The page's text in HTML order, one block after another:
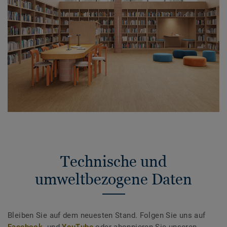
Technische und
umweltbezogene Daten
Bleiben Sie auf dem neuesten Stand. Folgen Sie uns auf